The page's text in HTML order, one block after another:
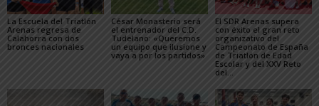
La Escuela del Triatlón
Arenas regresa de
Calahorra con dos
bronces nacionales
César Monasterio será
el entrenador del C.D.
Tudelano: «Queremos
un equipo que ilusione y
vaya a por los partidos»
El SDR Arenas supera
con éxito el gran reto
organizativo del
Campeonato de España
de Triatlón de Edad
Escolar y del XXV Reto
del...